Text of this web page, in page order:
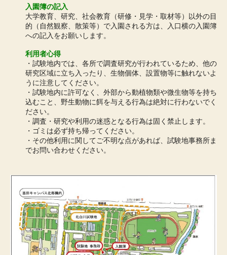
入園簿の記入
大学教育、研究、社会教育（研修・見学・取材等）以外の目
的（自然観察、散策等）で入園される方は、入口横の入園簿
への記入をお願いします。
利用者心得
・試験地内では、各所で調査研究が行われているため、他の
研究区域に立ち入ったり、生物個体、設置物等に触れないよ
うに注意してください。
・試験地内に許可なく、外部から動植物類や微生物等を持ち
込むこと、野生動物に餌を与える行為は絶対に行わないでく
ださい。
・調査・研究や利用の迷惑となる行為は固く禁止します。
・ゴミは必ず持ち帰ってください。
・その他利用に関してご不明な点があれば、試験地事務所ま
でお問い合わせください。